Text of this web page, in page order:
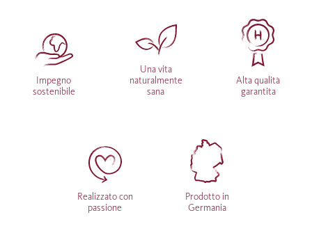
Impegno
sostenibile
Una vita
naturalmente
sana
Alta qualità
garantita
Realizzato con
passione
Prodotto in
Germania